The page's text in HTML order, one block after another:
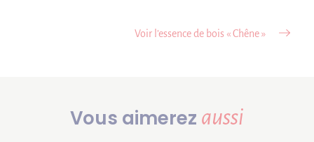
Voir l’essence de bois « Chêne »
Vous aimerez aussi